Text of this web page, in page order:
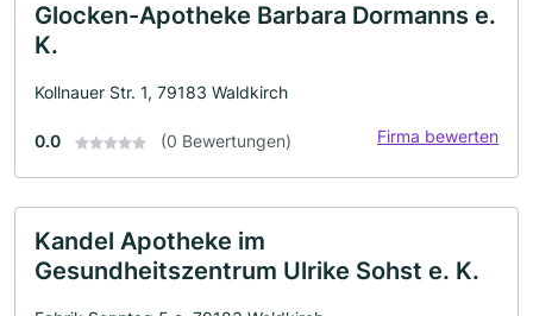
Glocken-Apotheke Barbara Dormanns e.
K.
Kollnauer Str. 1, 79183 Waldkirch
0.0 (0 Bewertungen) Firma bewerten
Kandel Apotheke im
Gesundheitszentrum Ulrike Sohst e. K.